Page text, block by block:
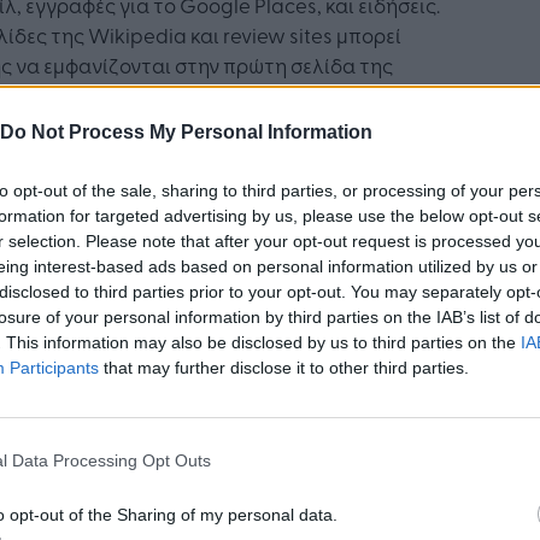
Do Not Process My Personal Information
opt-out of the sale, sharing to third parties, or processing of your
for targeted advertising by us, please use the below opt-out
selection. Please note that after your opt-out request is processed
interest-based ads based on personal information utilized by us
to third parties prior to your opt-out. You may separately
of your personal information by third parties on the IAB’s list of
This information may also be disclosed by us to third parties on the
Participants that may further disclose it to other third parties.
Data Processing Opt Outs
opt-out of the Sharing of my personal data.
της Wikipedia και review sites μπορεί
να εμφανίζονται στην πρώτη σελίδα της
οπότε πρέπει να βεβαιωθούμε ότι τυχόν
που αποτυπώνονται εκεί υπάρχουν σωστά.
βλέπει το εμπορικό σήμα σας στα
αναζήτησης, τόσο περισσότερο θα
ως σημαντικό παίκτη.
Monitoring
με το μέγεθος της επιχείρησης, πολλοί ή
άνθρωποι μπορεί να μιλούν online γι' αυτή ή τα
της. Ανεξάρτητα από τους αριθμούς, είναι
να ανταποκριθείτε σε ανακριβείς ιστορίες,
με έναν θιγόμενο πελάτη, ή απλά να
αναφορών -θετικών ή αρνητικών-μπορούν